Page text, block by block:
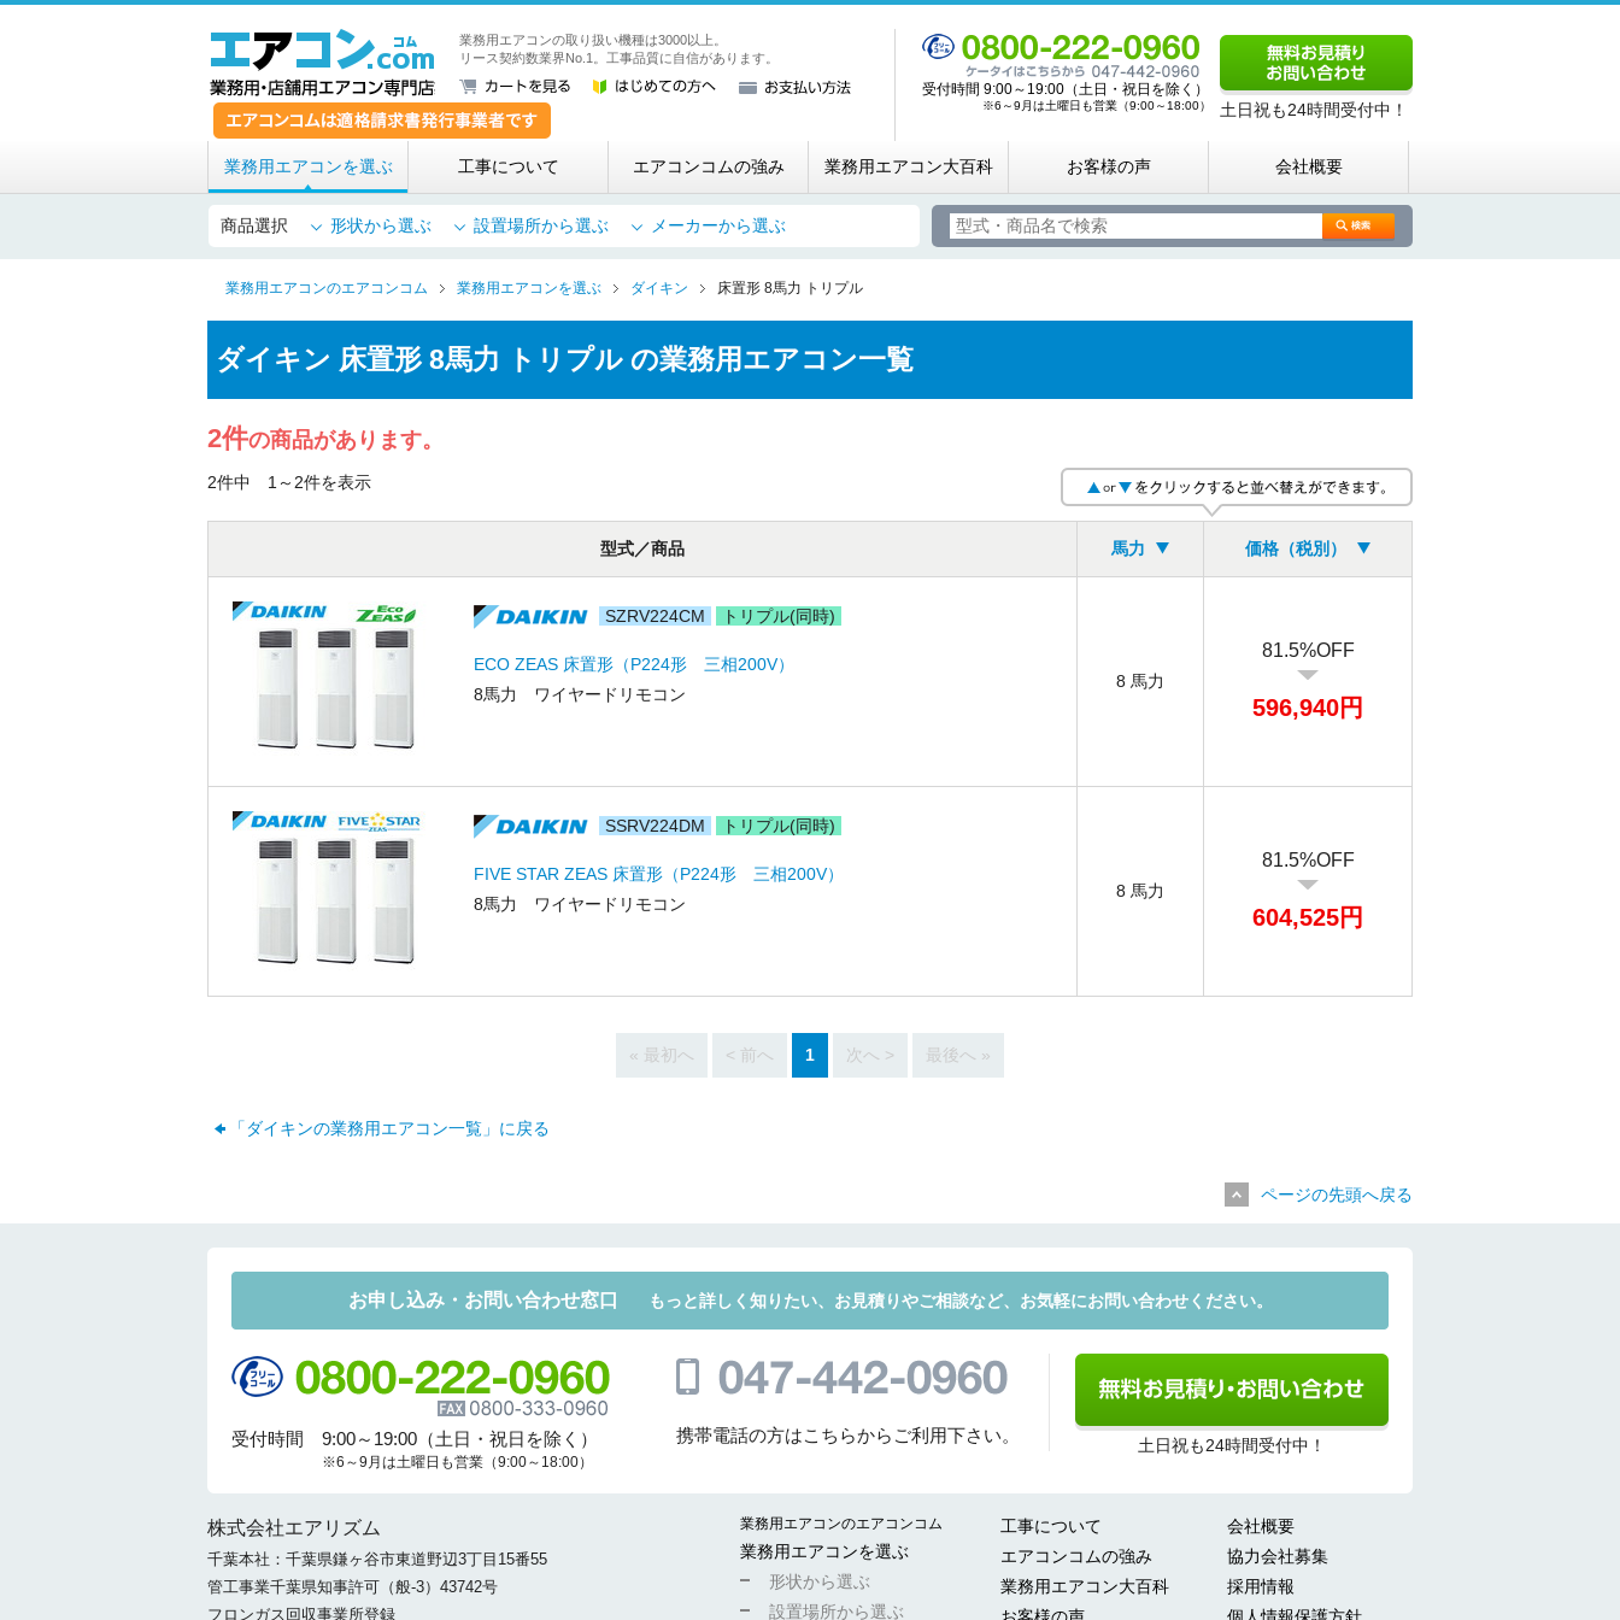
業務用・店舗用エアコン専門店 エアコンコム
業務用エアコンの取り扱い機種は3000以上。
リース契約数業界No.1。工事品質に自信があります。
受付時間 9:00～19:00（土日・祝日を除く）
※6～9月は土曜日も営業（9:00～18:00） 土日祝も24時間受付中！
業務用エアコンを選ぶ 工事について エアコンコムの強み 業務用エアコン大百科 お客様の声 会社概要
商品選択 形状から選ぶ 設置場所から選ぶ メーカーから選ぶ
業務用エアコンのエアコンコム 業務用エアコンを選ぶ ダイキン 床置形 8馬力 トリプル
ダイキン 床置形 8馬力 トリプル の業務用エアコン一覧
2件の商品があります。
2件中 1～2件を表示
型式／商品 馬力 価格（税別）
SZRV224CM トリプル(同時)
ECO ZEAS 床置形（P224形 三相200V）
8馬力 ワイヤードリモコン
8 馬力
81.5%OFF
596,940円
SSRV224DM トリプル(同時)
FIVE STAR ZEAS 床置形（P224形 三相200V）
8馬力 ワイヤードリモコン
8 馬力
81.5%OFF
604,525円
« 最初へ < 前へ 1 次へ > 最後へ »
「ダイキンの業務用エアコン一覧」に戻る
ページの先頭へ戻る
お申し込み・お問い合わせ窓口 もっと詳しく知りたい、お見積りやご相談など、お気軽にお問い合わせください。
受付時間 9:00～19:00（土日・祝日を除く）
※6～9月は土曜日も営業（9:00～18:00）
携帯電話の方はこちらからご利用下さい。 土日祝も24時間受付中！
メールアドレス
お問合せ内容
(ご選択ください)
(ご選択ください)
メール
株式会社エアリズム
千葉本社：千葉県鎌ヶ谷市東道野辺3丁目15番55
管工事業千葉県知事許可（般-3）43742号
フロンガス回収事業所登録
業務用エアコンのエアコンコム
業務用エアコンを選ぶ
形状から選ぶ
設置場所から選ぶ
工事について
エアコンコムの強み
業務用エアコン大百科
会社概要
協力会社募集
採用情報